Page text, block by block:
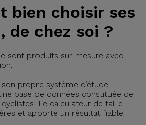
bien choisir ses
de chez soi ?
sont produits sur mesure avec
propre système d’étude
base de données constituée de
Le calculateur de taille
et apporte un résultat fiable.